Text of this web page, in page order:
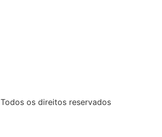
Todos os direitos reservados